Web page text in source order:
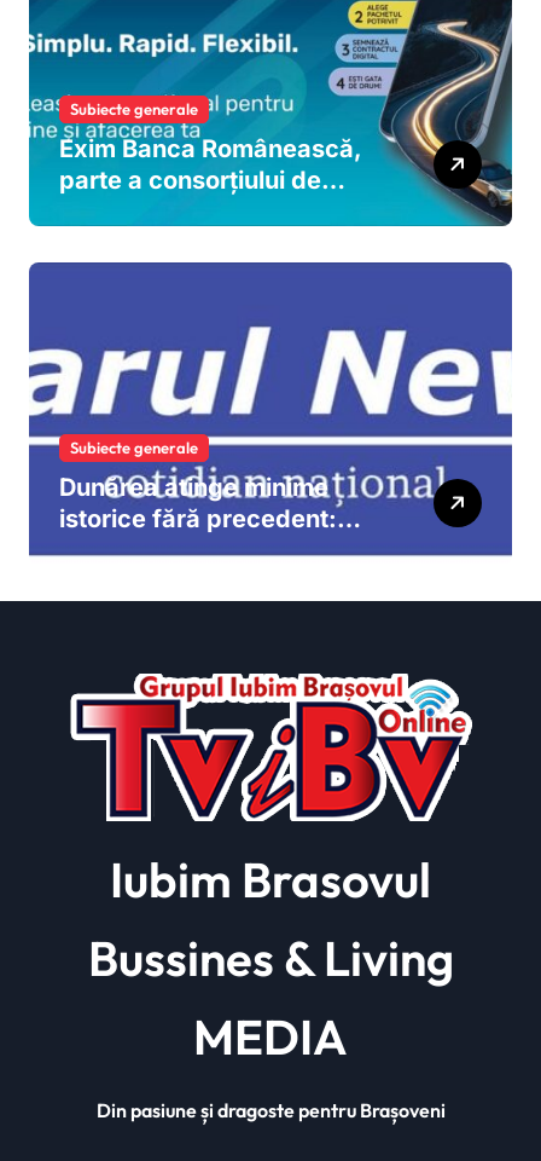
Subiecte generale
Exim Banca Românească,
parte a consorțiului de
Subiecte generale
Dunărea atinge minime
istorice fără precedent:
măsuri urgente pentru
Iubim Brasovul
Bussines & Living
MEDIA
Din pasiune și dragoste pentru Brașoveni